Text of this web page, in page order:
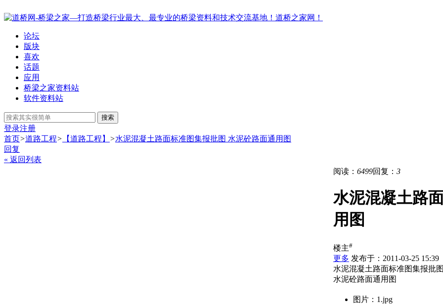
论坛
版块
喜欢
话题
应用
桥梁之家资料站
软件资料站
搜索
登录注册
首页>道路工程> 【道路工程】 >水泥混凝土路面标准图集报批图 水泥砼路面通用图
回复
« 返回列表
阅读： 6499回复： 3
水泥混凝土路
用图
楼主#
更多 发布于：2011-03-25 15:39
水泥混凝土路面标准图集报批
水泥砼路面通用图
图片：1.jpg